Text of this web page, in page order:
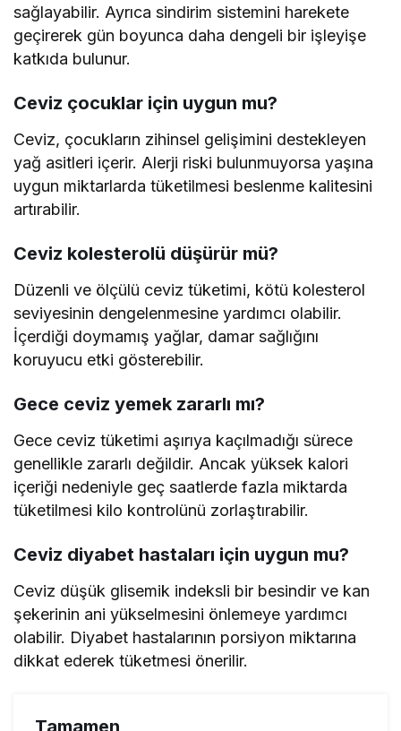
sağlayabilir. Ayrıca sindirim sistemini harekete
geçirerek gün boyunca daha dengeli bir işleyişe
katkıda bulunur.
Ceviz çocuklar için uygun mu?
Ceviz, çocukların zihinsel gelişimini destekleyen
yağ asitleri içerir. Alerji riski bulunmuyorsa yaşına
uygun miktarlarda tüketilmesi beslenme kalitesini
artırabilir.
Ceviz kolesterolü düşürür mü?
Düzenli ve ölçülü ceviz tüketimi, kötü kolesterol
seviyesinin dengelenmesine yardımcı olabilir.
İçerdiği doymamış yağlar, damar sağlığını
koruyucu etki gösterebilir.
Gece ceviz yemek zararlı mı?
Gece ceviz tüketimi aşırıya kaçılmadığı sürece
genellikle zararlı değildir. Ancak yüksek kalori
içeriği nedeniyle geç saatlerde fazla miktarda
tüketilmesi kilo kontrolünü zorlaştırabilir.
Ceviz diyabet hastaları için uygun mu?
Ceviz düşük glisemik indeksli bir besindir ve kan
şekerinin ani yükselmesini önlemeye yardımcı
olabilir. Diyabet hastalarının porsiyon miktarına
dikkat ederek tüketmesi önerilir.
Tamamen